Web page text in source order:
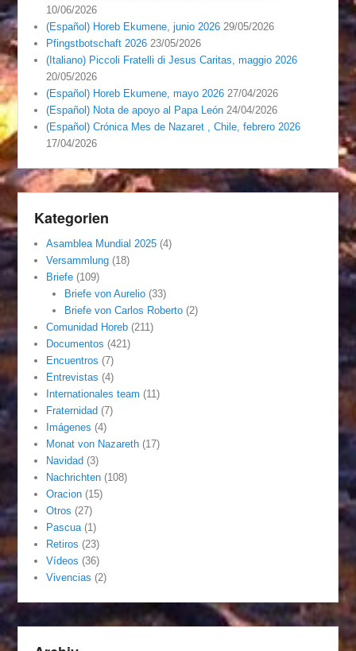
10/06/2026
(Español) Horeb Ekumene, junio 2026 29/05/2026
Pfingstbotschaft 2026 23/05/2026
(Italiano) Piccoli Fratelli di Jesus Caritas, maggio 2026
20/05/2026
(Español) Horeb Ekumene, mayo 2026 27/04/2026
(Español) Nota de apoyo al Papa León 24/04/2026
(Español) Crónica Mes de Nazaret , Chile, febrero 2026
17/04/2026
Kategorien
Asamblea Mundial 2025 (4)
Versammlung (18)
Briefe (109)
Briefe von Aurelio(33)
Briefe von Carlos Roberto(2)
Comunidad Horeb (211)
Documentos (421)
Encuentros (7)
Entrevistas (4)
Internationales team (11)
Fraternidad (7)
Imágenes (4)
Monat von Nazareth (17)
Navidad (3)
Nachrichten (108)
Oracion (15)
Otros (27)
Pascua (1)
Retiros (23)
Vídeos (36)
Vivencias (2)